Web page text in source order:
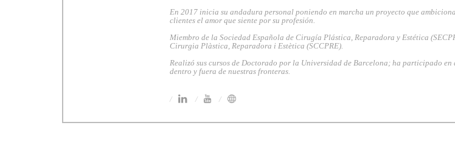
En 2017 inicia su andadura personal poniendo en marcha un proyecto que
clientes el amor que siente por su profesión.
Miembro de la Sociedad Española de Cirugía Plástica, Reparadora y Estética
Cirurgia Plàstica, Reparadora i Estètica (SCCPRE).
Realizó sus cursos de Doctorado por la Universidad de Barcelona; ha participado en
dentro y fuera de nuestras fronteras.